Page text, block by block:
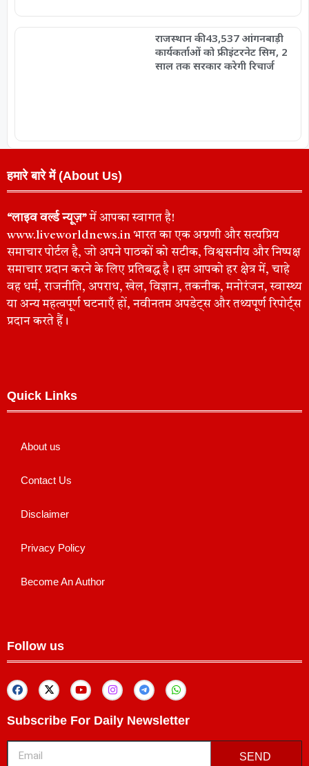
राजस्थान की 43,537 आंगनबाड़ी
कार्यकर्ताओं को फ्री इंटरनेट सिम, 2
साल तक सरकार करेगी रिचार्ज
हमारे बारे में (About Us)
“लाइव वर्ल्ड न्यूज़”में आपका स्वागत है!
www.liveworldnews.in भारत का एक अग्रणी और सत्यप्रिय
समाचार पोर्टल है, जो अपने पाठकों को सटीक, विश्वसनीय और निष्पक्ष
समाचार प्रदान करने के लिए प्रतिबद्ध है। हम आपको हर क्षेत्र में, चाहे
वह धर्म, राजनीति, अपराध, खेल, विज्ञान, तकनीक, मनोरंजन, स्वास्थ्य
या अन्य महत्वपूर्ण घटनाएँ हों, नवीनतम अपडेट्स और तथ्यपूर्ण रिपोर्ट्स
प्रदान करते हैं।
Quick Links
About us
Contact Us
Disclaimer
Privacy Policy
Become An Author
Follow us
Subscribe For Daily Newsletter
SEND